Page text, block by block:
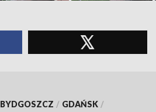
BYDGOSZCZ / GDAŃSK /